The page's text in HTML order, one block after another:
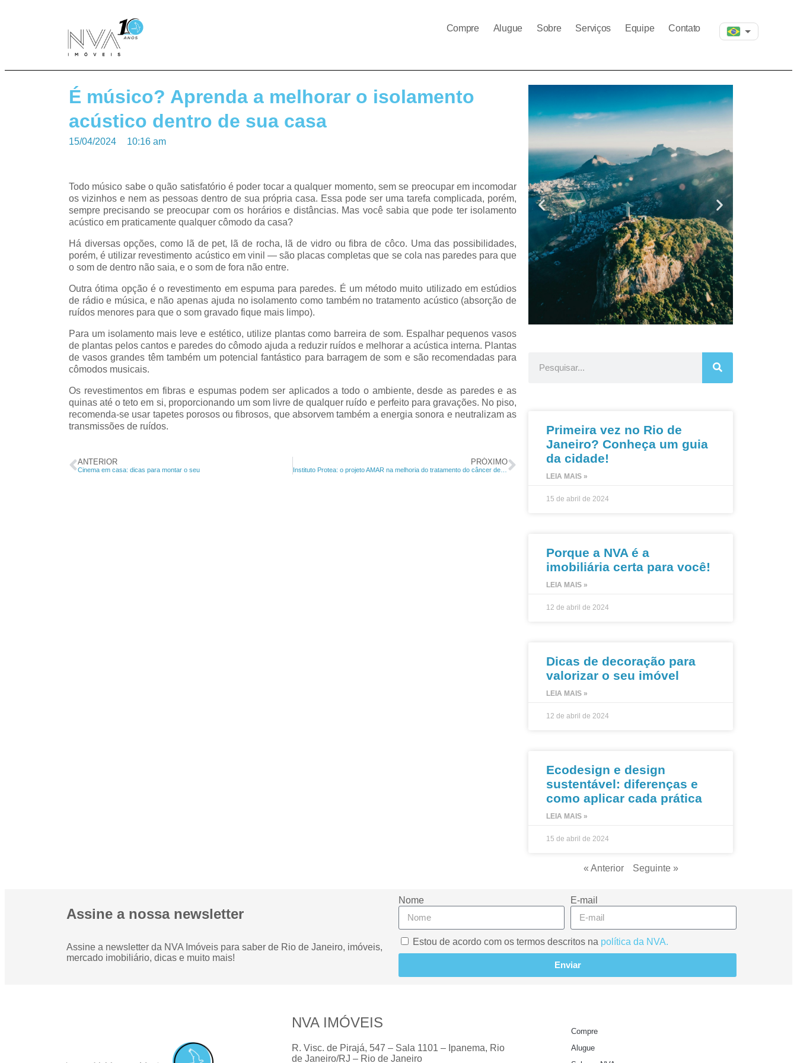
Compre Alugue Sobre Serviços Equipe Contato
É músico? Aprenda a melhorar o isolamento
acústico dentro de sua casa
15/04/2024 10:16 am
Todo músico sabe o quão satisfatório é poder tocar a qualquer momento, sem se preocupar em incomodar
os vizinhos e nem as pessoas dentro de sua própria casa. Essa pode ser uma tarefa complicada, porém,
sempre precisando se preocupar com os horários e distâncias. Mas você sabia que pode ter isolamento
acústico em praticamente qualquer cômodo da casa?
Há diversas opções, como lã de pet, lã de rocha, lã de vidro ou fibra de côco. Uma das possibilidades,
porém, é utilizar revestimento acústico em vinil — são placas completas que se cola nas paredes para que
o som de dentro não saia, e o som de fora não entre.
Outra ótima opção é o revestimento em espuma para paredes. É um método muito utilizado em estúdios
de rádio e música, e não apenas ajuda no isolamento como também no tratamento acústico (absorção de
ruídos menores para que o som gravado fique mais limpo).
Para um isolamento mais leve e estético, utilize plantas como barreira de som. Espalhar pequenos vasos
de plantas pelos cantos e paredes do cômodo ajuda a reduzir ruídos e melhorar a acústica interna. Plantas
de vasos grandes têm também um potencial fantástico para barragem de som e são recomendadas para
cômodos musicais.
Os revestimentos em fibras e espumas podem ser aplicados a todo o ambiente, desde as paredes e as
quinas até o teto em si, proporcionando um som livre de qualquer ruído e perfeito para gravações. No piso,
recomenda-se usar tapetes porosos ou fibrosos, que absorvem também a energia sonora e neutralizam as
transmissões de ruídos.
ANTERIOR
Cinema em casa: dicas para montar o seu
PRÓXIMO
morar
Sul
Instagram
da NVA
Confira nossa seleção de
Acesse
nossa
newsletter
imóveis do Rio de Janeiro
Quer morar
Confira os nossos
melhores imóveis
Primeira vez no Rio de
Janeiro? Conheça um guia
da cidade!
LEIA MAIS »
15 de abril de 2024
Porque a NVA é a
imobiliária certa para você!
LEIA MAIS »
12 de abril de 2024
Dicas de decoração para
valorizar o seu imóvel
LEIA MAIS »
12 de abril de 2024
Ecodesign e design
sustentável: diferenças e
como aplicar cada prática
LEIA MAIS »
15 de abril de 2024
« Anterior Seguinte »
Assine a nossa newsletter
Assine a newsletter da NVA Imóveis para saber de Rio de Janeiro, imóveis,
mercado imobiliário, dicas e muito mais!
Nome E-mail
Estou de acordo com os termos descritos na política da NVA.
Enviar
NVA IMÓVEIS
R. Visc. de Pirajá, 547 – Sala 1101 – Ipanema, Rio
de Janeiro/RJ – Rio de Janeiro
Compre
Alugue